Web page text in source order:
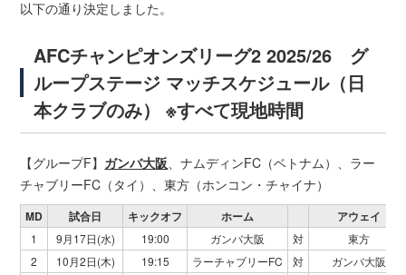
以下の通り決定しました。
AFCチャンピオンズリーグ2 2025/26 グ
ループステージ マッチスケジュール（日
本クラブのみ） ※すべて現地時間
【グループF】 ガンバ大阪、ナムディンFC（ベトナム）、ラー
チャブリーFC（タイ）、東方（ホンコン・チャイナ）
MD 試合日 キックオフ ホーム アウェイ
1 9月17日(水) 19:00 ガンバ大阪 対
東方
2
10月2日(木) 19:15 ラーチャブリーFC 対
ガンバ大阪